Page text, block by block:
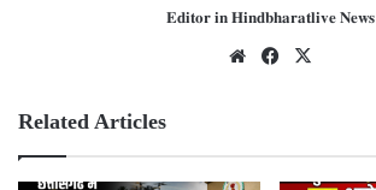
𝐄𝐝𝐢𝐭𝐨𝐫 𝐢𝐧 𝐇𝐢𝐧𝐝𝐛𝐡𝐚𝐫𝐚𝐭𝐥𝐢𝐯𝐞 𝐍𝐞𝐰𝐬
We
Fac
Related Articles